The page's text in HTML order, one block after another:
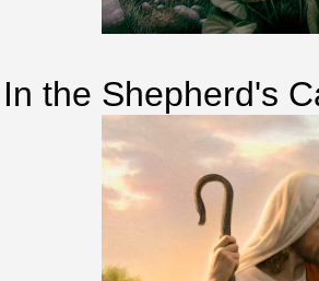
In the Shepherd's